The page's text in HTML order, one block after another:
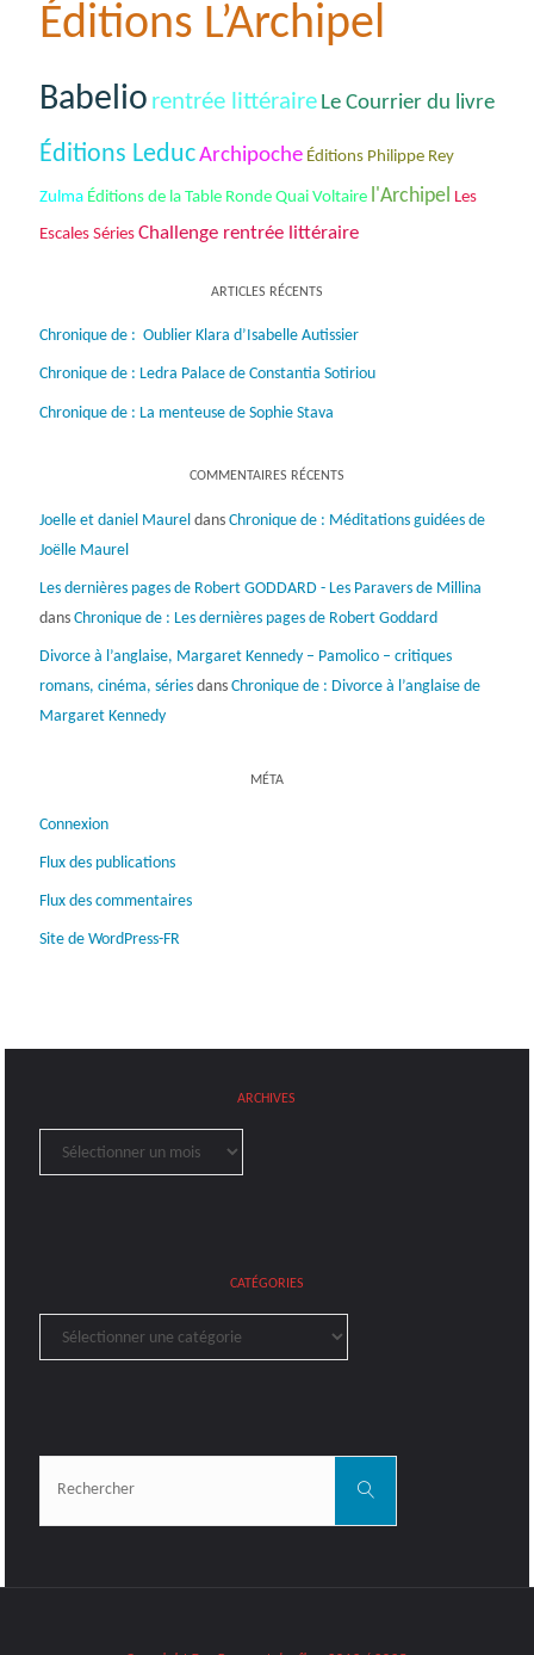
Éditions L’Archipel
Babelio rentrée littéraire Le Courrier du livre
Éditions LeducArchipoche Éditions Philippe Rey
Zulma Éditions de la Table Ronde Quai Voltaire l'Archipel Les
Escales Séries Challenge rentrée littéraire
ARTICLES RÉCENTS
Chronique de : Oublier Klara d’Isabelle Autissier
Chronique de : Ledra Palace de Constantia Sotiriou
Chronique de : La menteuse de Sophie Stava
COMMENTAIRES RÉCENTS
Joelle et daniel Maurel dans Chronique de : Méditations guidées de
Joëlle Maurel
Les dernières pages de Robert GODDARD - Les Paravers de Millina
dans Chronique de : Les dernières pages de Robert Goddard
Divorce à l’anglaise, Margaret Kennedy – Pamolico – critiques
romans, cinéma, sériesdans Chronique de : Divorce à l’anglaise de
Margaret Kennedy
MÉTA
Connexion
Flux des publications
Flux des commentaires
Site de WordPress-FR
ARCHIVES
Archives
CATÉGORIES
Catégories
Rechercher